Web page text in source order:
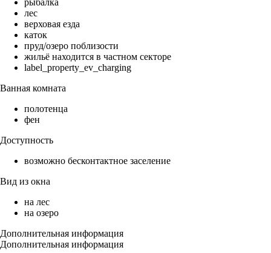
рыбалка
лес
верховая езда
каток
пруд/озеро поблизости
жильё находится в частном секторе
label_property_ev_charging
Ванная комната
полотенца
фен
Доступность
возможно бесконтактное заселение
Вид из окна
на лес
на озеро
Дополнительная информация
Дополнительная информация